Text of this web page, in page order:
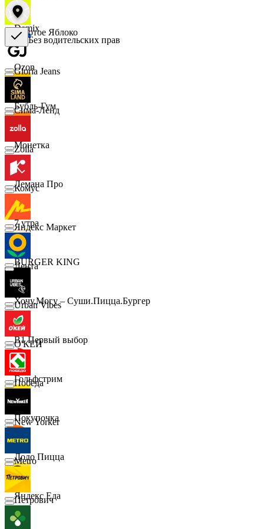
Demix
Ozon
Бубль-Гум
Монетка
Лемана Про
7 утра
BURGER KING
Хочу.Могу – Суши.Пицца.Бургер
B1 Первый выбор
Гольфстрим
Покупочка
Додо Пицца
Яндекс Еда
Золотое Яблоко
Gloria Jeans
Сима-Ленд
Zolla
Комус
Яндекс Маркет
Лента
Urban Vibes
О'КЕЙ
Победа
New Yorker
Metro
Петрович
Без водительских прав